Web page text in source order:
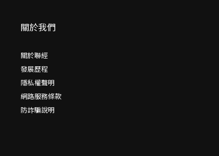
關於我們
關於聯經
發展歷程
隱私權聲明
網路服務條款
防詐騙說明